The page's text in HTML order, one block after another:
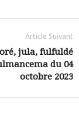
Article Suivant
jula, fulfuldé
du 04
octobre 2023